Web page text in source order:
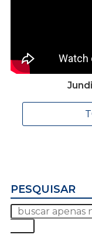
PESQUISAR